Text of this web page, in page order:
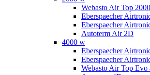
Webasto Air Top
Eberspaecher
Eberspaecher
Autoterm Air 2D
4000 w
Eberspaecher
Eberspaecher
Webasto Air Top Evo